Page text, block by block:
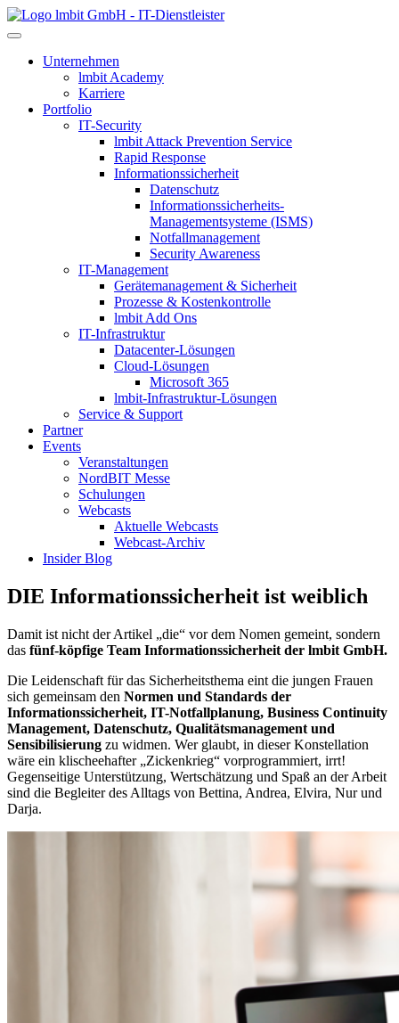
lmbit GmbH - IT-Dienstleister
Unternehmen
lmbit Academy
Karriere
Portfolio
IT-Security
lmbit Attack Prevention Service
Rapid Response
Informationssicherheit
Datenschutz
Informationssicherheits-
Managementsysteme (ISMS)
Notfallmanagement
Security Awareness
IT-Management
Gerätemanagement & Sicherheit
Prozesse & Kostenkontrolle
lmbit Add Ons
IT-Infrastruktur
Datacenter-Lösungen
Cloud-Lösungen
Microsoft 365
lmbit-Infrastruktur-Lösungen
Service & Support
Partner
Events
Veranstaltungen
NordBIT Messe
Schulungen
Webcasts
Aktuelle Webcasts
Webcast-Archiv
Insider Blog
DIE Informationssicherheit ist weiblich
Damit ist nicht der Artikel „die“ vor dem Nomen gemeint, sondern
das fünf-köpfige Team Informationssicherheit der lmbit GmbH.
Die Leidenschaft für das Sicherheitsthema eint die jungen Frauen
sich gemeinsam den Normen und Standards der
Informationssicherheit, IT-Notfallplanung, Business Continuity
Management, Datenschutz, Qualitätsmanagement und
Sensibilisierung zu widmen. Wer glaubt, in dieser Konstellation
wäre ein klischeehafter „Zickenkrieg“ vorprogrammiert, irrt!
Gegenseitige Unterstützung, Wertschätzung und Spaß an der Arbeit
sind die Begleiter des Alltags von Bettina, Andrea, Elvira, Nur und
Darja.